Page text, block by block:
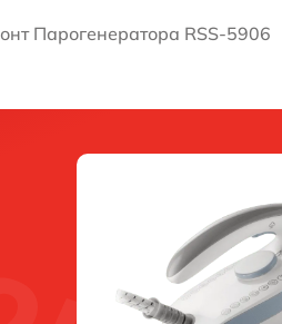
Парогенератора RSS-5906